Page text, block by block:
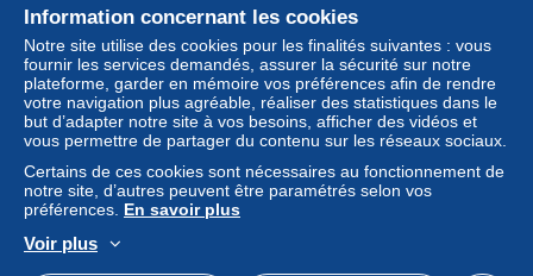
Information concernant les cookies
Notre site utilise des cookies pour les finalités suivantes : vous
fournir les services demandés, assurer la sécurité sur notre
plateforme, garder en mémoire vos préférences afin de rendre
votre navigation plus agréable, réaliser des statistiques dans le
but d’adapter notre site à vos besoins, afficher des vidéos et
vous permettre de partager du contenu sur les réseaux sociaux.
Certains de ces cookies sont nécessaires au fonctionnement de
notre site, d’autres peuvent être paramétrés selon vos
préférences. En savoir plus
Voir plus